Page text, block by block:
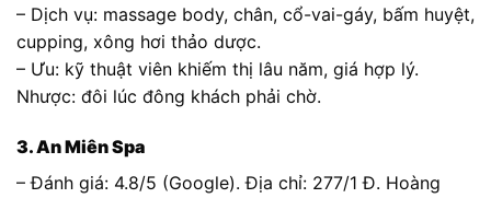
– Dịch vụ: massage body, chân, cổ-vai-gáy, bấm huyệt,
cupping, xông hơi thảo dược.
– Ưu: kỹ thuật viên khiếm thị lâu năm, giá hợp lý.
Nhược: đôi lúc đông khách phải chờ.
3. An Miên Spa
– Đánh giá: 4.8/5 (Google). Địa chỉ: 277/1 Đ. Hoàng